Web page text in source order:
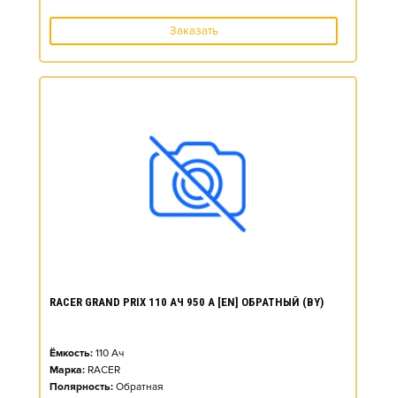
Заказать
RACER GRAND PRIX 110 АЧ 950 А [EN] ОБРАТНЫЙ (BY)
Ёмкость: 110 Ач
Марка: RACER
Полярность: Обратная